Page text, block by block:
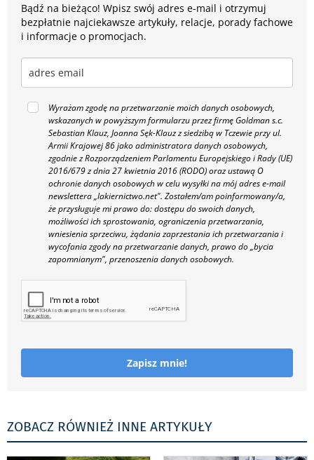
Bądź na bieżąco! Wpisz swój adres e-mail i otrzymuj
bezpłatnie najciekawsze artykuły, relacje, porady fachowe
i informacje o promocjach.
Wyrażam zgodę na przetwarzanie moich danych osobowych,
wskazanych w powyższym formularzu przez firmę Goldman s.c.
Sebastian Klauz, Joanna Sęk-Klauz z siedzibą w Tczewie przy ul.
Armii Krajowej 86 jako administratora danych osobowych,
zgodnie z Rozporządzeniem Parlamentu Europejskiego i Rady (UE)
2016/679 z dnia 27 kwietnia 2016 (RODO) oraz ustawą O
ochronie danych osobowych w celu wysyłki na mój adres e-mail
newslettera „lakiernictwo.net". Zostałem/am poinformowany/a,
że przysługuje mi prawo do: dostępu do swoich danych,
możliwości ich sprostowania, ograniczenia przetwarzania,
wniesienia sprzeciwu, żądania zaprzestania ich przetwarzania i
wycofania zgody na przetwarzanie danych, prawo do „bycia
zapomnianym", przenoszenia danych osobowych.
Zapisz mnie!
ZOBACZ RÓWNIEŻ INNE ARTYKUŁY